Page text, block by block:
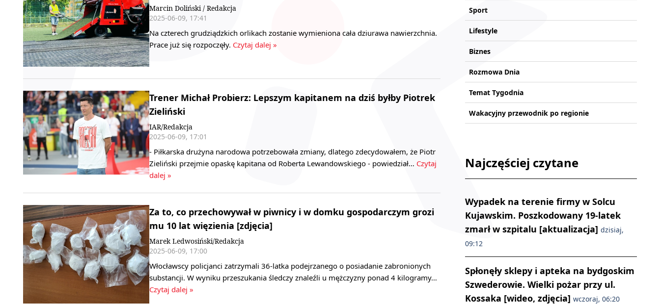
Marcin Doliński / Redakcja
2025-06-09, 17:41
Na czterech grudziądzkich orlikach zostanie wymieniona cała dziurawa nawierzchnia.
Prace już się rozpoczęły. Czytaj dalej »
Trener Michał Probierz: Lepszym kapitanem na dziś byłby Piotrek
Zieliński
IAR/Redakcja
2025-06-09, 17:01
- Piłkarska drużyna narodowa potrzebowała zmiany, dlatego zdecydowałem, że Piotr
Zieliński przejmie opaskę kapitana od Roberta Lewandowskiego - powiedział… Czytaj
dalej »
Za to, co przechowywał w piwnicy i w domku gospodarczym grozi
mu 10 lat więzienia [zdjęcia]
Marek Ledwosiński/Redakcja
2025-06-09, 17:00
Włocławscy policjanci zatrzymali 36-latka podejrzanego o posiadanie zabronionych
substancji. W wyniku przeszukania śledczy znaleźli u mężczyzny ponad 4 kilogramy…
Czytaj dalej »
Sport
Lifestyle
Biznes
Rozmowa Dnia
Temat Tygodnia
Wakacyjny przewodnik po regionie
Najczęściej czytane
Wypadek na terenie firmy w Solcu
Kujawskim. Poszkodowany 19-latek
zmarł w szpitalu [aktualizacja] dzisiaj,
09:12
Spłonęły sklepy i apteka na bydgoskim
Szwederowie. Wielki pożar przy ul.
Kossaka [wideo, zdjęcia] wczoraj, 06:20